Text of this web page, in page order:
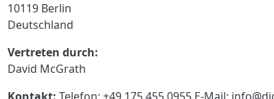
10119 Berlin
Deutschland
Vertreten durch:
David McGrath